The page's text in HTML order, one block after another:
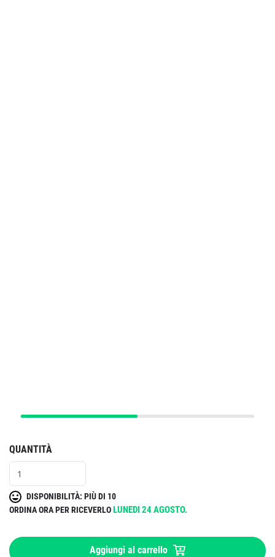
QUANTITÀ
DISPONIBILITÀ: PIÙ DI 10
ORDINA ORA PER RICEVERLOLUNEDI 24 AGOSTO.
Aggiungi al carrello